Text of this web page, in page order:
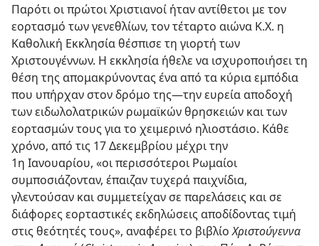
Παρότι οι πρώτοι Χριστιανοί ήταν αντίθετοι με τον
εορτασμό των γενεθλίων, τον τέταρτο αιώνα Κ.Χ. η
Καθολική Εκκλησία θέσπισε τη γιορτή των
Χριστουγέννων. Η εκκλησία ήθελε να ισχυροποιήσει τη
θέση της απομακρύνοντας ένα από τα κύρια εμπόδια
που υπήρχαν στον δρόμο της—την ευρεία αποδοχή
των ειδωλολατρικών ρωμαϊκών θρησκειών και των
εορτασμών τους για το χειμερινό ηλιοστάσιο. Κάθε
χρόνο, από τις 17 Δεκεμβρίου μέχρι την
1η Ιανουαρίου, «οι περισσότεροι Ρωμαίοι
συμποσιάζονταν, έπαιζαν τυχερά παιχνίδια,
γλεντούσαν και συμμετείχαν σε παρελάσεις και σε
διάφορες εορταστικές εκδηλώσεις αποδίδοντας τιμή
στις θεότητές τους», αναφέρει το βιβλίοΧριστούγεννα